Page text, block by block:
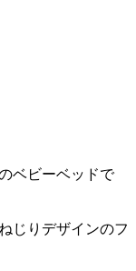
ベビーベッドで
じりデザインのフ